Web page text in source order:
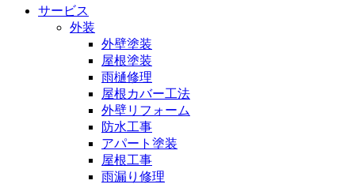
サービス
外装
外壁塗装
屋根塗装
雨樋修理
屋根カバー工法
外壁リフォーム
防水工事
アパート塗装
屋根工事
雨漏り修理